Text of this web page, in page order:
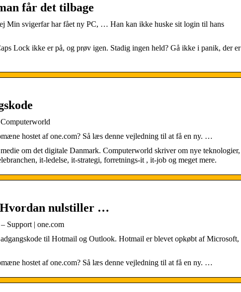
får det tilbage
Min svigerfar har fået ny PC, … Han kan ikke huske sit login til hans
Lock ikke er på, og prøv igen. Stadig ingen held? Gå ikke i panik, der er
hostet af one.com? Så læs denne vejledning til at få en ny. …
om det digitale Danmark. Computerworld skriver om nye teknologier,
it-ledelse, it-strategi, forretnings-it , it-job og meget mere.
Hvordan nulstiller …
Support | one.com
til Hotmail og Outlook. Hotmail er blevet opkøbt af Microsoft,
hostet af one.com? Så læs denne vejledning til at få en ny. …